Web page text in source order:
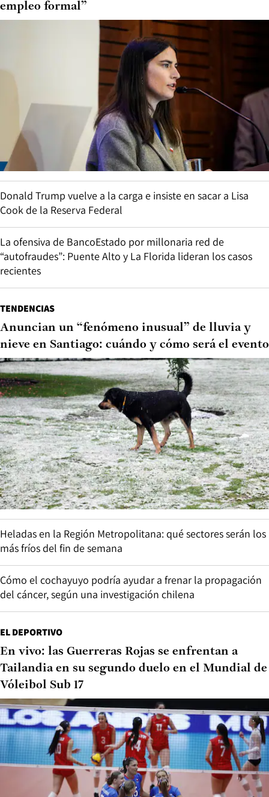
empleo formal”
Donald Trump vuelve a la carga e insiste en sacar a Lisa
Cook de la Reserva Federal
La ofensiva de BancoEstado por millonaria red de
“autofraudes”: Puente Alto y La Florida lideran los casos
recientes
TENDENCIAS
Anuncian un “fenómeno inusual” de lluvia y
nieve en Santiago: cuándo y cómo será el evento
Heladas en la Región Metropolitana: qué sectores serán los
más fríos del fin de semana
Cómo el cochayuyo podría ayudar a frenar la propagación
del cáncer, según una investigación chilena
EL DEPORTIVO
En vivo: las Guerreras Rojas se enfrentan a
Tailandia en su segundo duelo en el Mundial de
Vóleibol Sub 17